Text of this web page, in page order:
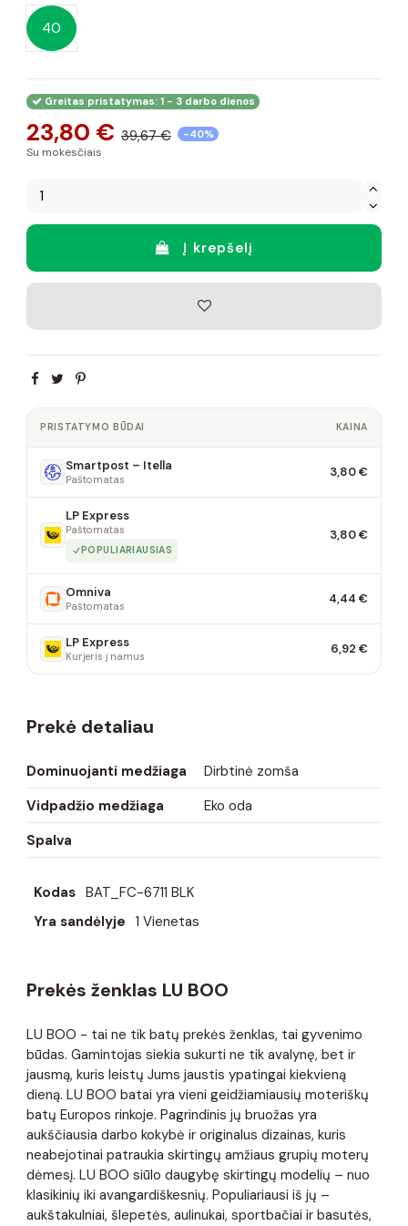
40
Greitas pristatymas: 1 - 3 darbo dienos
23,80 € 39,67 € -40%
Su mokesčiais
Į krepšelį
PRISTATYMO BŪDAI KAINA
Smartpost – Itella
Paštomatas 3,80 €
LP Express
Paštomatas
POPULIARIAUSIAS
3,80 €
Omniva
Paštomatas 4,44 €
LP Express
Kurjeris į namus 6,92 €
Prekė detaliau
Dominuojanti medžiaga
Dirbtinė zomša
Vidpadžio medžiaga
Eko oda
Spalva
Kodas BAT_FC-6711 BLK
Yra sandėlyje 1 Vienetas
Prekės ženklas LU BOO
LU BOO - tai ne tik batų prekės ženklas, tai gyvenimo
būdas. Gamintojas siekia sukurti ne tik avalynę, bet ir
jausmą, kuris leistų Jums jaustis ypatingai kiekvieną
dieną. LU BOO batai yra vieni geidžiamiausių moteriškų
batų Europos rinkoje. Pagrindinis jų bruožas yra
aukščiausia darbo kokybė ir originalus dizainas, kuris
neabejotinai patraukia skirtingų amžiaus grupių moterų
dėmesį. LU BOO siūlo daugybę skirtingų modelių – nuo ​​
klasikinių iki avangardiškesnių. Populiariausi iš jų –
aukštakulniai, šlepetės, aulinukai, sportbačiai ir basutės,